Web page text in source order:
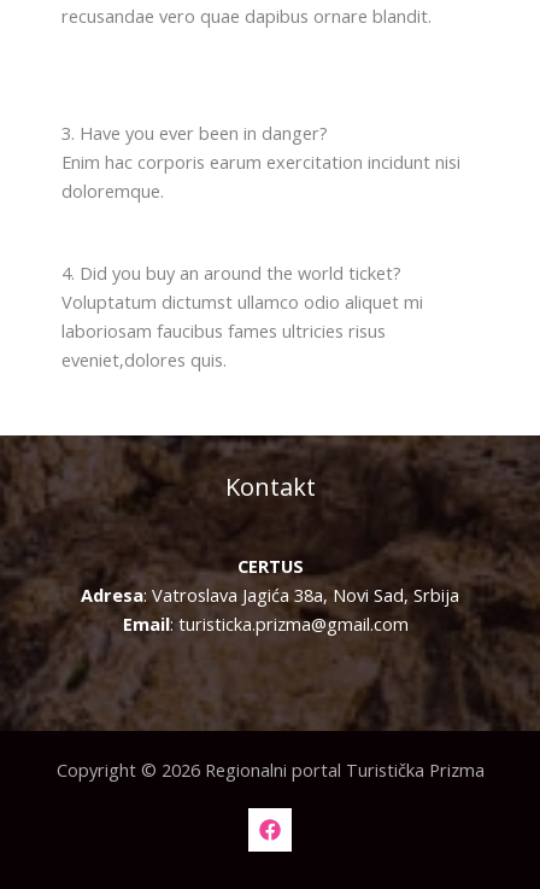
recusandae vero quae dapibus ornare blandit.
3. Have you ever been in danger?
Enim hac corporis earum exercitation incidunt nisi
doloremque.
4. Did you buy an around the world ticket?
Voluptatum dictumst ullamco odio aliquet mi
laboriosam faucibus fames ultricies risus
eveniet,dolores quis.
Kontakt
CERTUS
Adresa: Vatroslava Jagića 38a, Novi Sad, Srbija
Email: turisticka.prizma@gmail.com
Copyright © 2026 Regionalni portal Turistička Prizma